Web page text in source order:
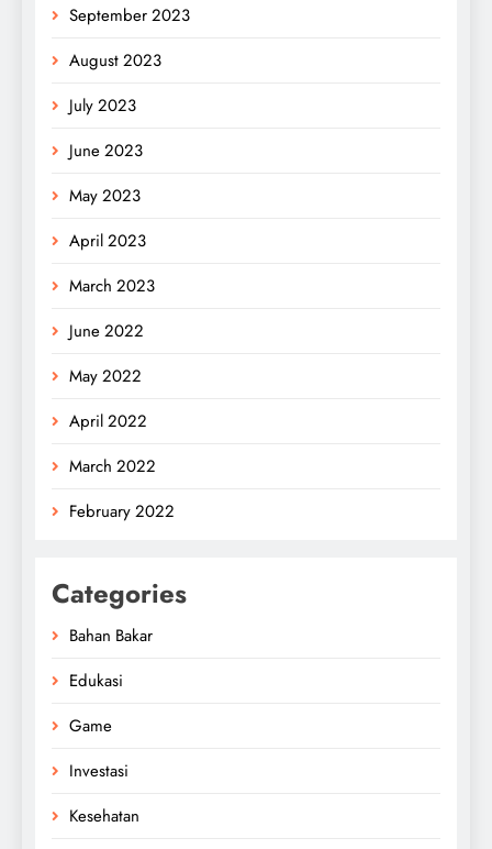
September 2023
August 2023
July 2023
June 2023
May 2023
April 2023
March 2023
June 2022
May 2022
April 2022
March 2022
February 2022
Categories
Bahan Bakar
Edukasi
Game
Investasi
Kesehatan